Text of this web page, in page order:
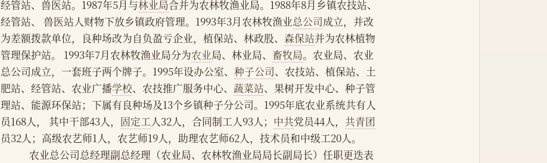
经管站、兽医站。1987年5月与林业局合并为农林牧渔业局。1988年8月乡镇农技站、
经管站、 兽医站人财物下放乡镇政府管理。1993年3月农林牧渔业总公司成立，并改
为差额拨款单位，良种场改为自负盈亏企业，植保站、林政股、 森保站并为农林植物
管理保护站。 1993年7月农林牧渔业局分为农业局、林业局、 畜牧局。农业局、农业
总公司成立，一套班子两个牌子。1995年设办公室、种子公司、农技站、植保站、土
肥站、经管站、农业广播学校、农技推广服务中心、 蔬菜站、果树开发中心、种子管
理站、能源环保站；下属有良种场及13个乡镇种子分公司。1995年底农业系统共有人
员168人， 其中干部43人， 固定工人32人，合同制工人93人； 中共党员44人， 共青团
员32人；高级农艺师1人，农艺师19人，助理农艺师62人，技术员和中级工20人。
            农业总公司总经理副总经理（农业局、农林牧渔业局局长副局长）任职更迭表